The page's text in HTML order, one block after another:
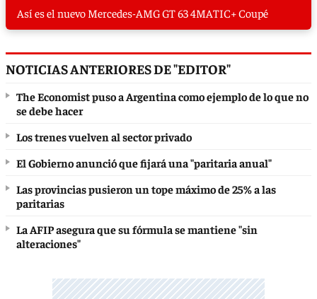
Así es el nuevo Mercedes-AMG GT 63 4MATIC+ Coupé
NOTICIAS ANTERIORES DE "EDITOR"
The Economist puso a Argentina como ejemplo de lo que no
se debe hacer
Los trenes vuelven al sector privado
El Gobierno anunció que fijará una "paritaria anual"
Las provincias pusieron un tope máximo de 25% a las
paritarias
La AFIP asegura que su fórmula se mantiene "sin
alteraciones"